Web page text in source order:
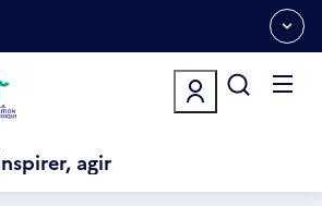
agir